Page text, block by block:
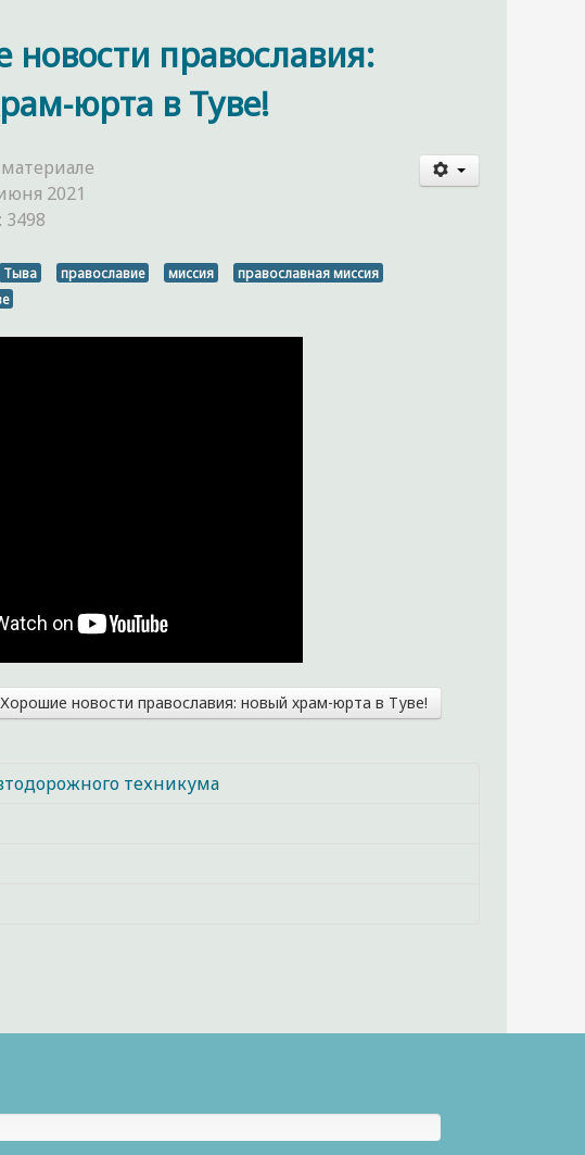
новости православия:
юрта в Туве!
2021
Тыва православие миссия
православная миссия
новости православия: новый храм-юрта в Туве!
техникума